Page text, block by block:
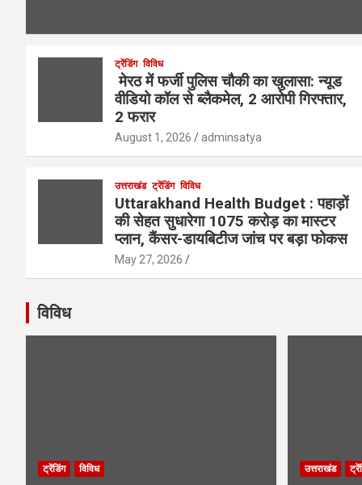
ट्रेंडिंग विविध
मेरठ में फर्जी पुलिस चौकी का खुलासा: न्यूड
वीडियो कॉल से ब्लैकमेल, 2 आरोपी गिरफ्तार,
2 फरार
August 1, 2026 adminsatya
उत्तराखंड ट्रेंडिंग विविध
Uttarakhand Health Budget : पहाड़ों
की सेहत सुधारेगा 1075 करोड़ का मास्टर
प्लान, कैंसर-डायबिटीज जांच पर बड़ा फोकस
May 27, 2026
विविध
ट्रेंडिंग विविध उत्तराखंड